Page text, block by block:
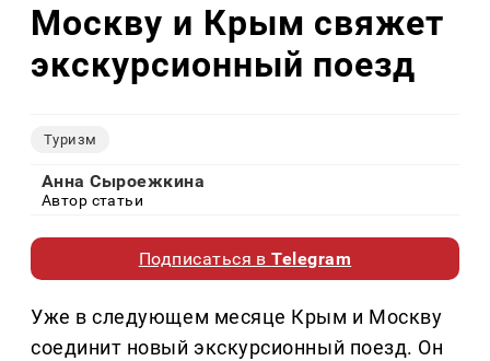
Москву и Крым свяжет
экскурсионный поезд
Туризм
Анна Сыроежкина
Автор статьи
Подписаться вTelegram
Уже в следующем месяце Крым и Москву
соединит новый экскурсионный поезд. Он